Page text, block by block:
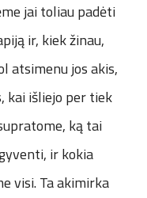
jai toliau padėti
ir, kiek žinau,
atsimenu jos akis,
kai išliejo per tiek
ką tai
ir kokia
visi. Ta akimirka